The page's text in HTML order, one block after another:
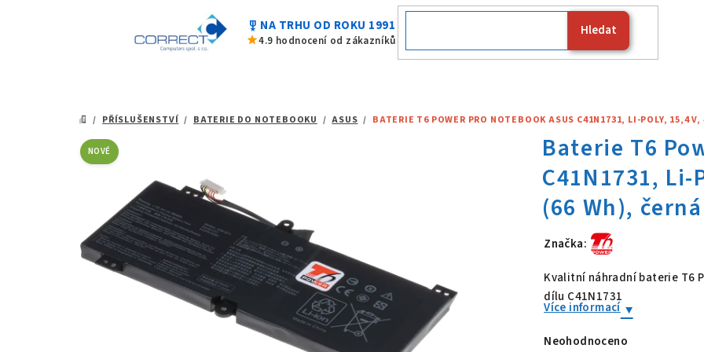
military_tech NA TRHU OD ROKU 1991
star4.9 hodnocení od zákazníků
Hledat
DOMŮ
/ PŘÍSLUŠENSTVÍ / BATERIE DO NOTEBOOKU / ASUS / BATERIE T6 POWER PRO NOTEBOOK ASUS C41N1731, LI-POLY, 15,4
Značka:
Baterie T6
Kvalitní náhradní baterie T6
dílu C41N1731
Více informací
Průměrné
Neohodnoceno
NOVÉ
hvězdiček.